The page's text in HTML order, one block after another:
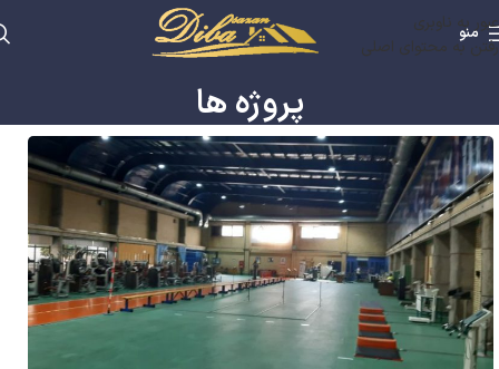
عبور به ناوبری
رفتن به محتوای اصلی
منو
پروژه ها